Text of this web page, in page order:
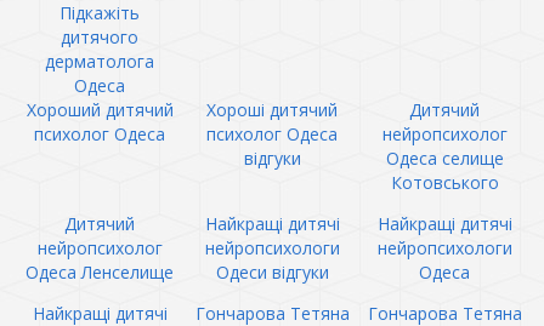
Підкажіть
дитячого
дерматолога
Одеса
Хороший дитячий
психолог Одеса
Хороші дитячий
психолог Одеса
відгуки
Дитячий
нейропсихолог
Одеса селище
Котовського
Дитячий
нейропсихолог
Одеса Ленселище
Найкращі дитячі
нейропсихологи
Одеси відгуки
Найкращі дитячі
нейропсихологи
Одеса
Найкращі дитячі
Гончарова Тетяна
Гончарова Тетяна